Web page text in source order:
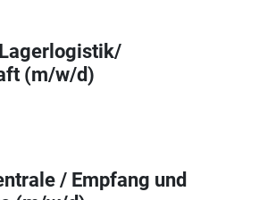
(m/w/d)
/ Empfang und